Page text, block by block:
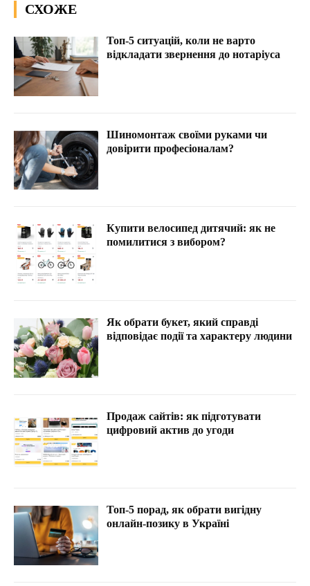
СХОЖЕ
Топ-5 ситуацій, коли не варто
відкладати звернення до нотаріуса
Шиномонтаж своїми руками чи
довірити професіоналам?
Купити велосипед дитячий: як не
помилитися з вибором?
Як обрати букет, який справді
відповідає події та характеру людини
Продаж сайтів: як підготувати
цифровий актив до угоди
Топ-5 порад, як обрати вигідну
онлайн-позику в Україні